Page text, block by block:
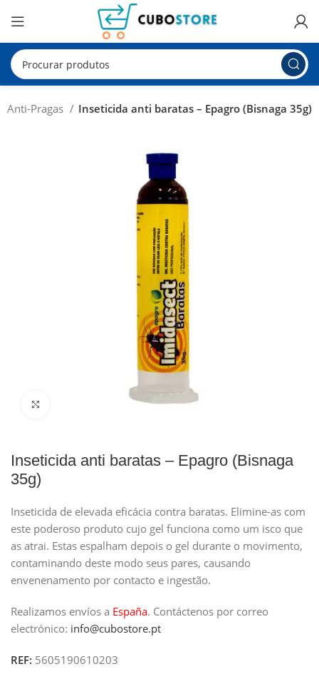
Anti-Pragas Inseticida anti baratas – Epagro (Bisnaga 35g)
Clique para ampliar
Inseticida anti baratas – Epagro (Bisnaga
35g)
Inseticida de elevada eficácia contra baratas. Elimine-as com
este poderoso produto cujo gel funciona como um isco que
as atrai. Estas espalham depois o gel durante o movimento,
contaminando deste modo seus pares, causando
envenenamento por contacto e ingestão.
Realizamos envíos a España. Contáctenos por correo
electrónico: info@cubostore.pt
REF: 5605190610203